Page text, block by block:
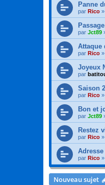
Panne
par Rico »
par Jct89
Attaque
par Rico »
Joyeux
par
Saison
par Rico »
Bon et
par Jct89
Restez
par Rico »
Adresse
par Rico »
Nouveau sujet